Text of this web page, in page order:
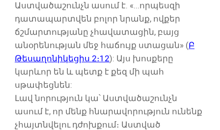
Աստվածաշունչն ասում է. «․․․որպեսզի
դատապարտվեն բոլոր նրանք, ովքեր
ճշմարտությանը չհավատացին, բայց
անօրենության մեջ հաճույք ստացան» (Բ
Թեսաղոնիկեցիս 2։12): Այս խոսքերը
կարևոր են և պետք է քեզ մի պահ
սթափեցնեն:
Լավ նորություն կա՝ Աստվածաշունչն
ասում է, որ մենք հնարավորություն ունենք
չհայտնվելու դժոխքում։ Աստված